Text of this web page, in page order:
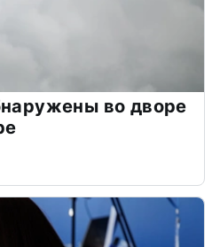
во дворе